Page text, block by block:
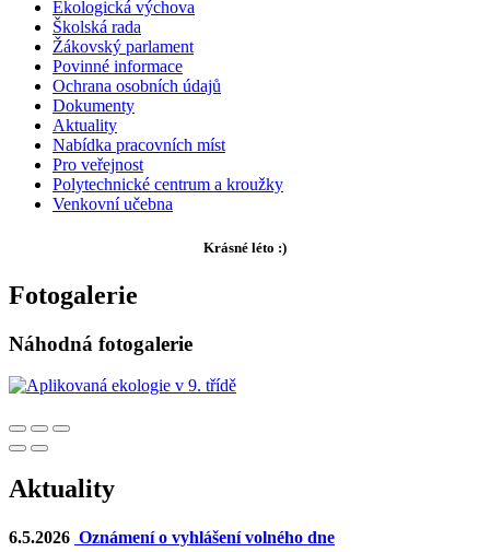
Ekologická výchova
Školská rada
Žákovský parlament
Povinné informace
Ochrana osobních údajů
Dokumenty
Aktuality
Nabídka pracovních míst
Pro veřejnost
Polytechnické centrum a kroužky
Venkovní učebna
Krásné léto :)
Fotogalerie
Náhodná fotogalerie
Aktuality
6.5.2026 Oznámení o vyhlášení volného dne